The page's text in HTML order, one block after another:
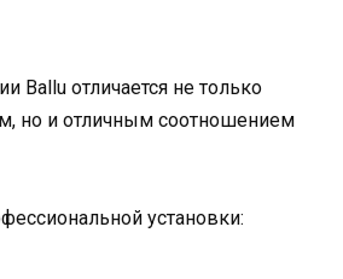
Ballu отличается не только
но и отличным соотношением
установки: